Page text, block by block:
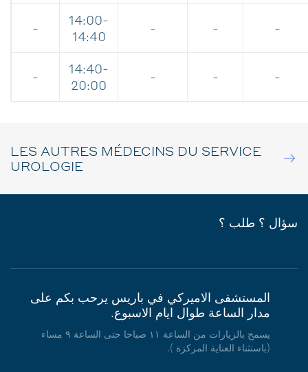
-
14:00-
14:40
- - -
-
14:40-
20:00
- - -
LES AUTRES MÉDECINS DU SERVICE
UROLOGIE
سؤال ؟ طلب ؟
المستشفى الاميركي في باريس يرحب بكم على
مدار الساعة طوال ايام الاسبوع.
يسمح بالزيارات من الساعة ١١ صباحا حتى الساعة ٩ مساء
(باستثناء العناية المركزة ).